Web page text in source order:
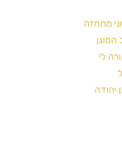
מתחזה
לי
יהודה